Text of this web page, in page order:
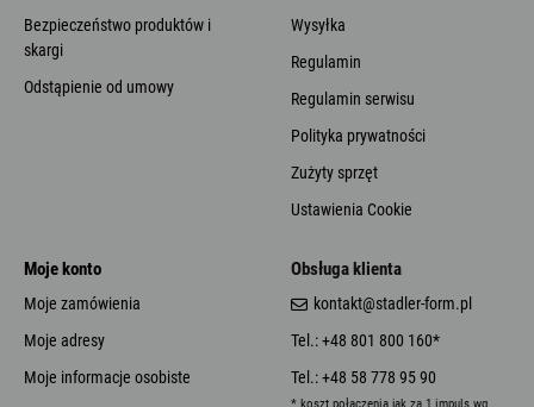
Bezpieczeństwo produktów i
skargi
Odstąpienie od umowy
Wysyłka
Regulamin
Regulamin serwisu
Polityka prywatności
Zużyty sprzęt
Ustawienia Cookie
Moje konto
Moje zamówienia
Moje adresy
Moje informacje osobiste
Obsługa klienta
kontakt@stadler-form.pl
Tel.: +48 801 800 160*
Tel.: +48 58 778 95 90
* koszt połączenia jak za 1 impuls wg